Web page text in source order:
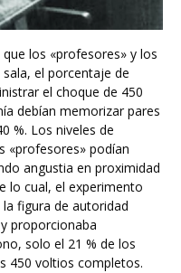
los «profesores» y los
el porcentaje de
el choque de 450
debían memorizar pares
%. Los niveles de
«profesores» podían
angustia en proximidad
lo cual, el experimento
figura de autoridad
proporcionaba
solo el 21 % de los
450 voltios completos.